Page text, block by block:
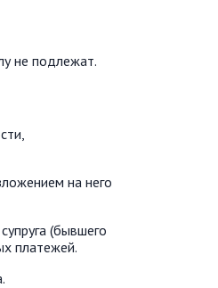
не подлежат.
на него
(бывшего
платежей.